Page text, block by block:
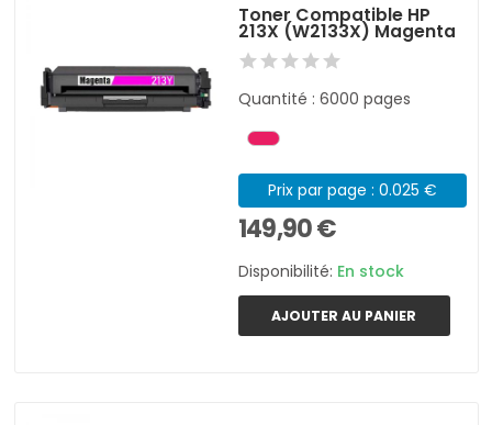
Toner Compatible HP
213X (W2133X) Magenta
Quantité : 6000 pages
Prix par page : 0.025 €
149,90 €
Disponibilité: En stock
AJOUTER AU PANIER